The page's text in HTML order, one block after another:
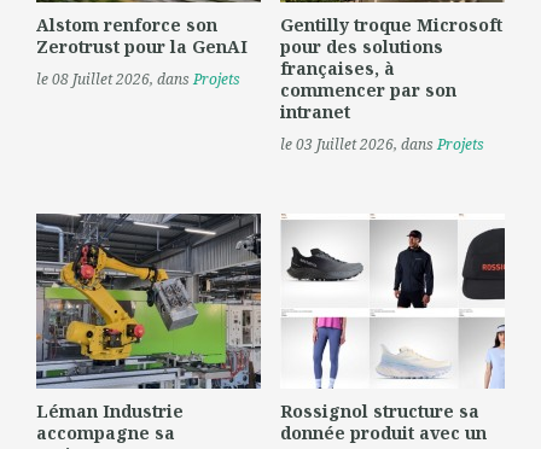
Alstom renforce son
Zerotrust pour la GenAI
le 08 Juillet 2026, dansProjets
Gentilly troque Microsoft
pour des solutions
françaises, à
commencer par son
intranet
le 03 Juillet 2026, dansProjets
Léman Industrie
accompagne sa
Rossignol structure sa
donnée produit avec un